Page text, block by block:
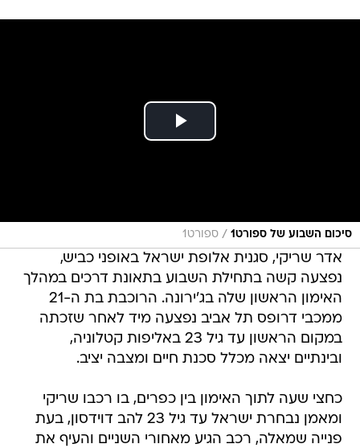
סיכום השבוע של ספורט1 / ספורט1
אדר שריקי, סגנית אלופת ישראל באופני כביש,
נפצעה קשה בתחילת השבוע בתאונת דרכים במהלך
האימון הראשון שלה בג'ירונה. הרוכבת בת ה-21
ממכבי דרופס תל אביב נפצעה מיד לאחר שזכתה
במקום הראשון עד גיל 23 באליפות קטלוניה,
ובינתיים יצאה מכלל סכנת חיים ומצבה יציב.
כחצי שעה לתוך האימון בין כפרים, בו רכבו שריקי
ומאמן נבחרת ישראל עד גיל 23 להב דוידסון, בעת
פנייה שמאלה, רכב הגיע מאחורי השניים והעיף את